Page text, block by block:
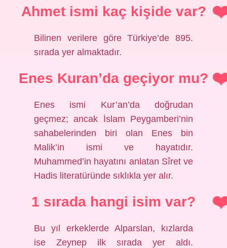
Ahmet ismi kaç kişide var?
Bilinen verilere göre Türkiye’de 895.
sırada yer almaktadır.
Enes Kuran’da geçiyor mu?
Enes ismi Kur’an’da doğrudan
geçmez; ancak İslam Peygamberi’nin
sahabelerinden biri olan Enes bin
Malik’in ismi ve hayatıdır.
Muhammed’in hayatını anlatan Sîret ve
Hadis literatüründe sıklıkla yer alır.
1 sırada hangi isim var?
Bu yıl erkeklerde Alparslan, kızlarda
ise Zeynep ilk sırada yer aldı.